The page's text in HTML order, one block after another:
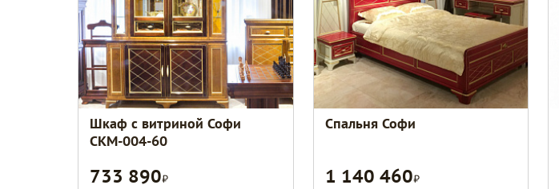
Шкаф с витриной Софи
СКМ-004-60
733 890Р
Спальня Софи
1 140 460Р